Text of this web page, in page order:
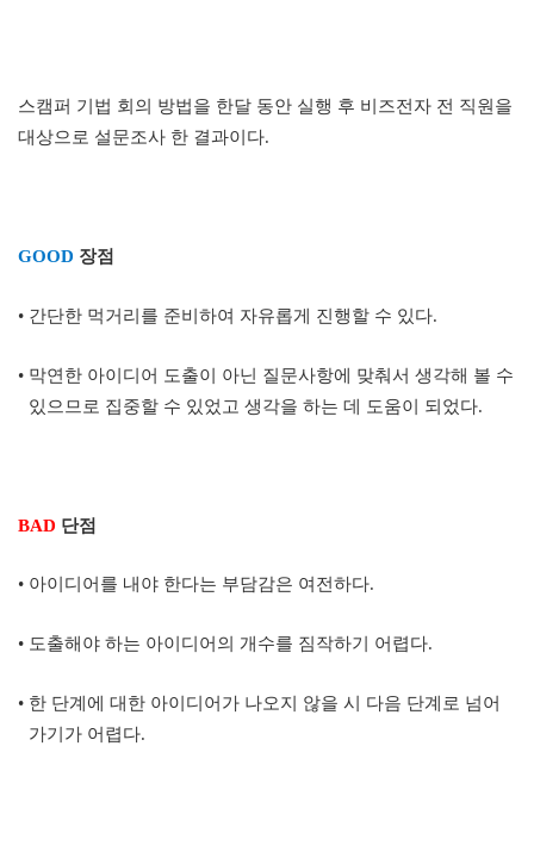
스캠퍼 기법 회의 방법을 한달 동안 실행 후 비즈전자 전 직원을
대상으로 설문조사 한 결과이다.
GOOD 장점
• 간단한 먹거리를 준비하여 자유롭게 진행할 수 있다.
• 막연한 아이디어 도출이 아닌 질문사항에 맞춰서 생각해 볼 수
있으므로 집중할 수 있었고 생각을 하는 데 도움이 되었다.
BAD 단점
• 아이디어를 내야 한다는 부담감은 여전하다.
• 도출해야 하는 아이디어의 개수를 짐작하기 어렵다.
• 한 단계에 대한 아이디어가 나오지 않을 시 다음 단계로 넘어
가기가 어렵다.